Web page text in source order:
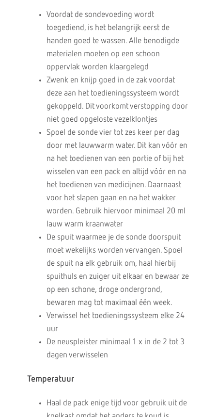
Voordat de sondevoeding wordt
toegediend, is het belangrijk eerst de
handen goed te wassen. Alle benodigde
materialen moeten op een schoon
oppervlak worden klaargelegd
Zwenk en knijp goed in de zak voordat
deze aan het toedieningssysteem wordt
gekoppeld. Dit voorkomt verstopping door
niet goed opgeloste vezelklontjes
Spoel de sonde vier tot zes keer per dag
door met lauwwarm water. Dit kan vóór en
na het toedienen van een portie of bij het
wisselen van een pack en altijd vóór en na
het toedienen van medicijnen. Daarnaast
voor het slapen gaan en na het wakker
worden. Gebruik hiervoor minimaal 20 ml
lauw warm kraanwater
De spuit waarmee je de sonde doorspuit
moet wekelijks worden vervangen. Spoel
de spuit na elk gebruik om, haal hierbij
spuithuls en zuiger uit elkaar en bewaar ze
op een schone, droge ondergrond,
bewaren mag tot maximaal één week.
Verwissel het toedieningssysteem elke 24
uur
De neuspleister minimaal 1 x in de 2 tot 3
dagen verwisselen
Temperatuur
Haal de pack enige tijd voor gebruik uit de